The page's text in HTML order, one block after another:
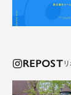
REPOST